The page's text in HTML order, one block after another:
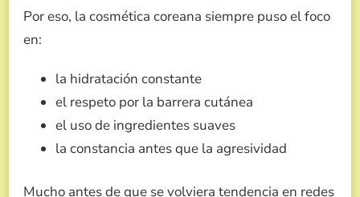
Por eso, la cosmética coreana siempre puso el foco
en:
la hidratación constante
el respeto por la barrera cutánea
el uso de ingredientes suaves
la constancia antes que la agresividad
Mucho antes de que se volviera tendencia en redes